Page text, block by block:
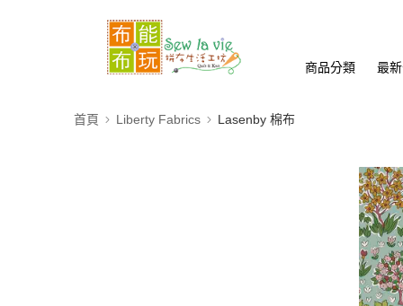
商品分類 最
首頁 Liberty Fabrics Lasenby 棉布